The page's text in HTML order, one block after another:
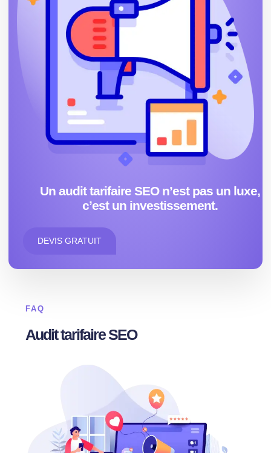
Un audit tarifaire SEO n’est pas un luxe,
c’est un investissement.
DEVIS GRATUIT
FAQ
Audit tarifaire SEO